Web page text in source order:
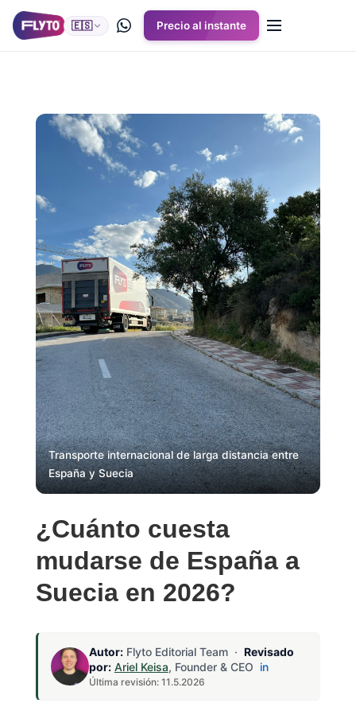
🇪🇸 Precio al instante
Transporte internacional de larga distancia entre
España y Suecia
¿Cuánto cuesta
mudarse de España a
Suecia en 2026?
Autor:Flyto Editorial Team · Revisado
por: Ariel Keisa, Founder & CEO in
Última revisión: 11.5.2026